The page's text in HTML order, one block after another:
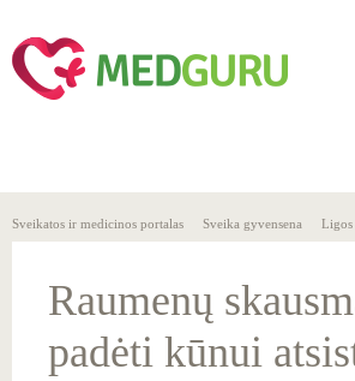
Sveikatos ir medicinos portalas Sveika gyvensena Ligos
Raumenų
padėti kūnui